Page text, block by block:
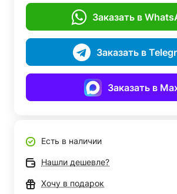
Заказать в
Заказать в
Заказать в
Есть в наличии
Нашли дешевле?
Хочу в подарок